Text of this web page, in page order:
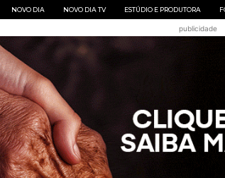
NOVO DIA NOVO DIA TV ESTÚDIO E PRODUTORA
publicidade